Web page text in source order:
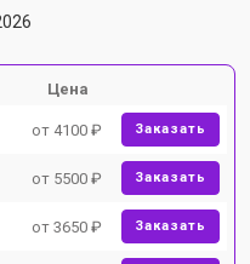
Цена
от 4100 ₽ Заказать
от 5500 ₽ Заказать
от 3650 ₽ Заказать